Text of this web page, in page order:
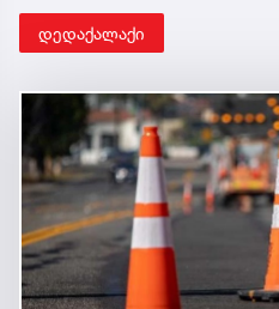
დედაქალაქი